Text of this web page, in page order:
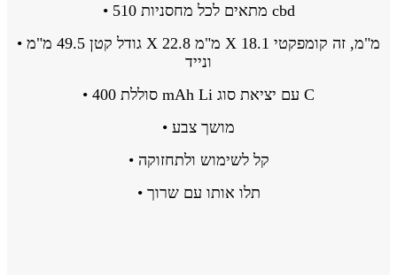
• מתאים לכל מחסניות 510 cbd
• גודל קטן 49.5 מ"מ X 22.8 מ"מ X 18.1 מ"מ, זה קומפקטי
ונייד
• סוללת 400 mAh Li עם יציאת סוג C
• מושך צבע
• קל לשימוש ולתחזוקה
• תלו אותו עם שרוך